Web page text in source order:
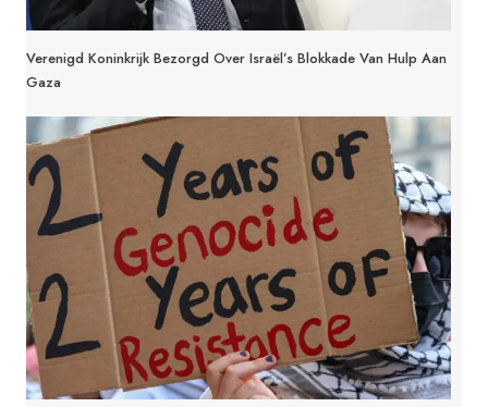
Verenigd Koninkrijk Bezorgd Over Israël’s Blokkade Van Hulp Aan
Gaza